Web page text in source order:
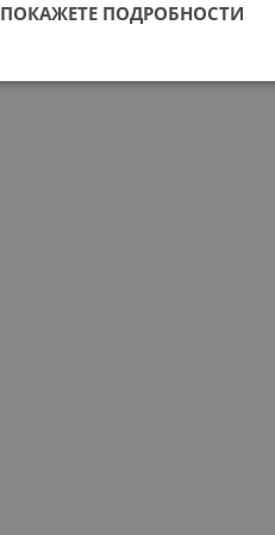
ПОКАЖЕТЕ ПОДРОБНОСТИ